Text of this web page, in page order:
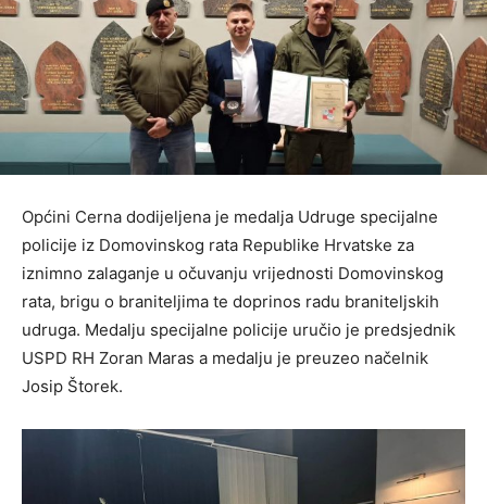
Općini Cerna dodijeljena je medalja Udruge specijalne
policije iz Domovinskog rata Republike Hrvatske za
iznimno zalaganje u očuvanju vrijednosti Domovinskog
rata, brigu o braniteljima te doprinos radu braniteljskih
udruga. Medalju specijalne policije uručio je predsjednik
USPD RH Zoran Maras a medalju je preuzeo načelnik
Josip Štorek.